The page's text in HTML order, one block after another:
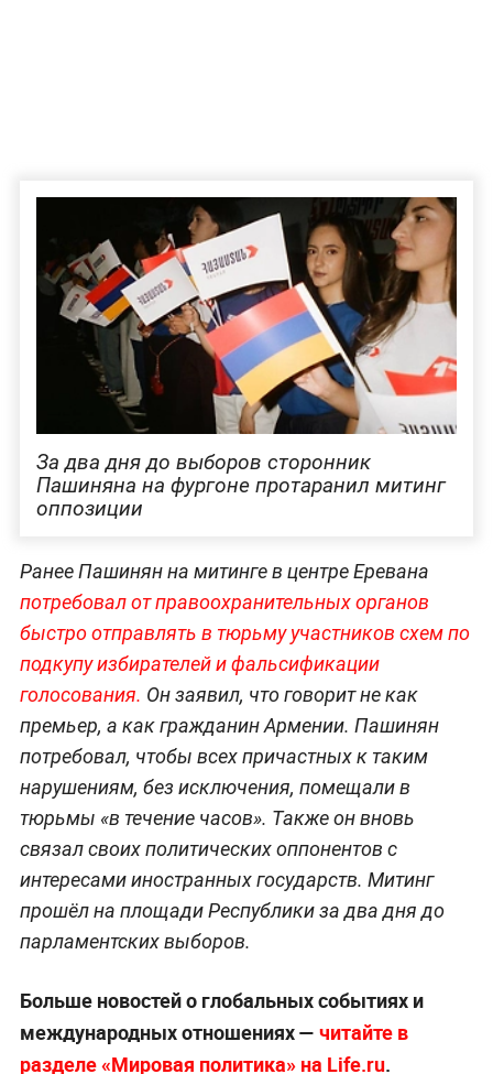
За два дня до выборов сторонник
Пашиняна на фургоне протаранил митинг
оппозиции
Ранее Пашинян на митинге в центре Еревана
потребовал от правоохранительных органов
быстро отправлять в тюрьму участников схем по
подкупу избирателей и фальсификации
голосования. Он заявил, что говорит не как
премьер, а как гражданин Армении. Пашинян
потребовал, чтобы всех причастных к таким
нарушениям, без исключения, помещали в
тюрьмы «в течение часов». Также он вновь
связал своих политических оппонентов с
интересами иностранных государств. Митинг
прошёл на площади Республики за два дня до
парламентских выборов.
Больше новостей о глобальных событиях и
международных отношениях — читайте в
разделе «Мировая политика» на Life.ru.